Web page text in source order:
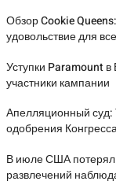
Обзор Cookie
удовольствие для
Уступки Paramount
участники кампании
Апелляционный суд:
одобрения
В июле США
развлечений